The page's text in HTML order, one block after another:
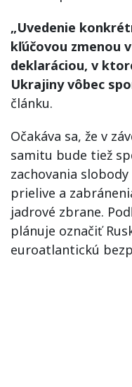
„Uvedenie
kľúčovou zmenou
deklaráciou, v
Ukrajiny vôbec
článku.
Očakáva sa, že v
samitu bude tiež
zachovania
prielive a
jadrové zbrane.
plánuje označiť
euroatlantickú